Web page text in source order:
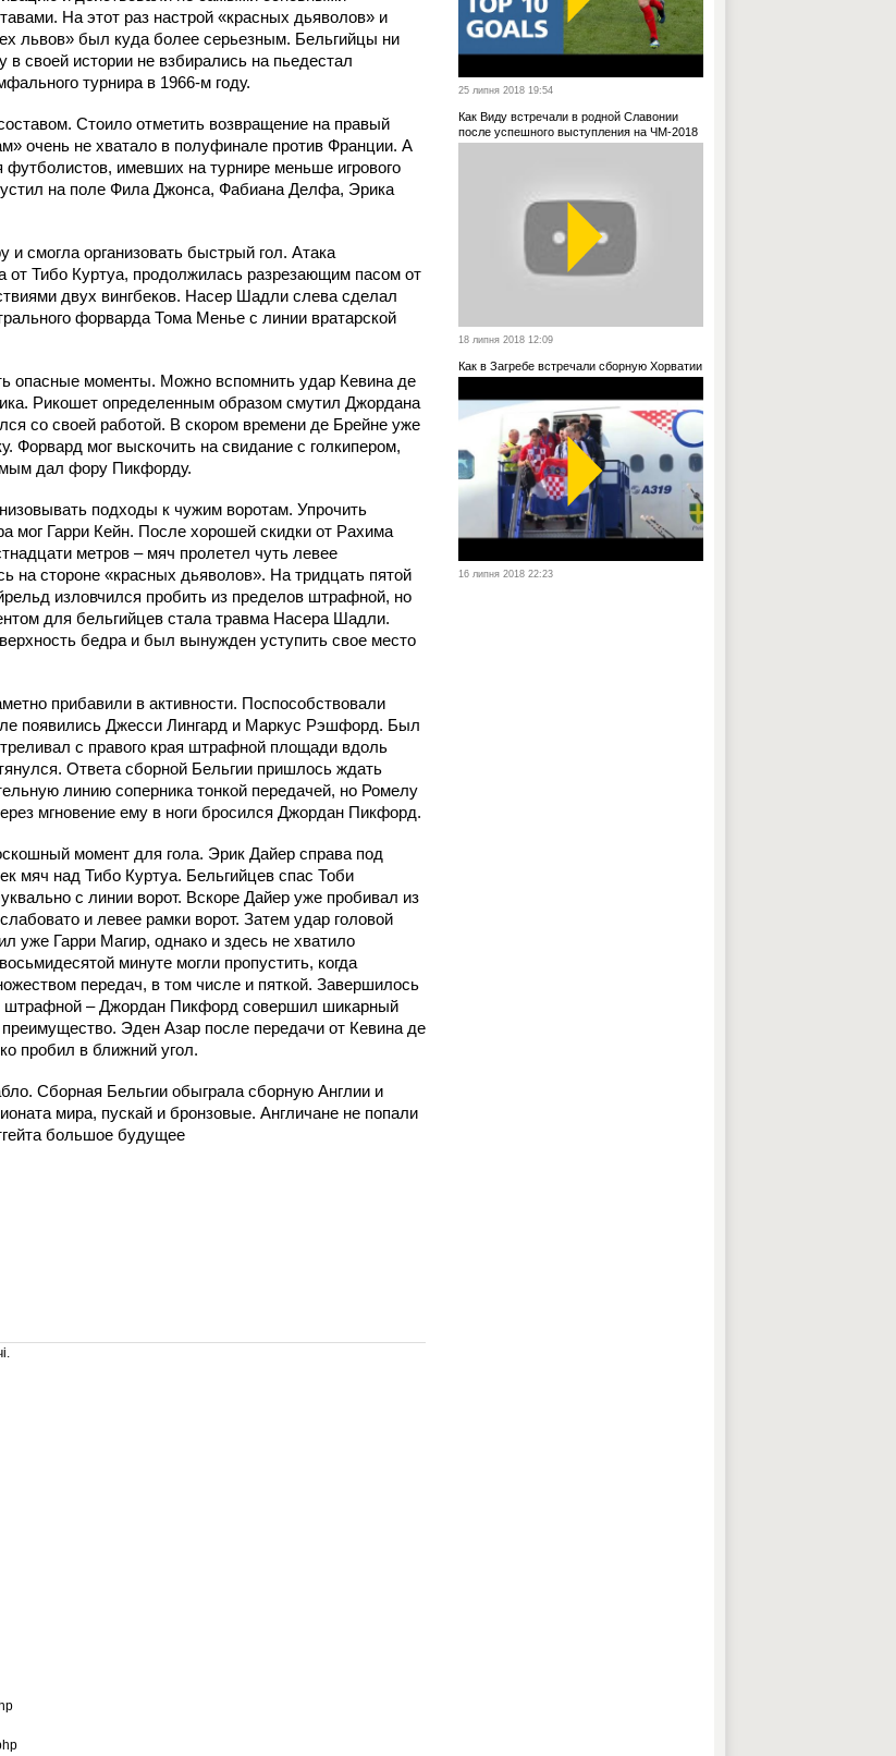
На этот раз настрой «красных дьяволов» и
львов» был куда более серьезным. Бельгийцы ни
в своей истории не взбирались на пьедестал
турнира в 1966-м году.
Стоило отметить возвращение на правый
очень не хватало в полуфинале против Франции. А
имевших на турнире меньше игрового
на поле Фила Джонса, Фабиана Делфа, Эрика
смогла организовать быстрый гол. Атака
от Тибо Куртуа, продолжилась разрезающим пасом от
двух вингбеков. Насер Шадли слева сделал
форварда Тома Менье с линии вратарской
опасные моменты. Можно вспомнить удар Кевина де
Рикошет определeнным образом смутил Джордана
со своей работой. В скором времени де Брeйне уже
Форвард мог выскочить на свидание с голкипером,
дал фору Пикфорду.
подходы к чужим воротам. Упрочить
мог Гарри Кейн. После хорошей скидки от Рахима
метров – мяч пролетел чуть левее
на стороне «красных дьяволов». На тридцать пятой
изловчился пробить из пределов штрафной, но
для бельгийцев стала травма Насера Шадли.
бедра и был вынужден уступить своe место
прибавили в активности. Поспособствовали
появились Джесси Лингард и Маркус Рэшфорд. Был
с правого края штрафной площади вдоль
Ответа сборной Бельгии пришлось ждать
линию соперника тонкой передачей, но Ромелу
мгновение ему в ноги бросился Джордан Пикфорд.
момент для гола. Эрик Дайер справа под
мяч над Тибо Куртуа. Бельгийцев спас Тоби
с линии ворот. Вскоре Дайер уже пробивал из
и левее рамки ворот. Затем удар головой
уже Гарри Магир, однако и здесь не хватило
минуте могли пропустить, когда
передач, в том числе и пяткой. Завершилось
штрафной – Джордан Пикфорд совершил шикарный
Эден Азар после передачи от Кевина де
пробил в ближний угол.
Сборная Бельгии обыграла сборную Англии и
мира, пускай и бронзовые. Англичане не попали
большое будущее
25 липня 2018 19:54
Как Виду встречали в родной Славонии
после успешного выступления на ЧМ-2018
18 липня 2018 12:09
Как в Загребе встречали сборную Хорватии
16 липня 2018 22:23